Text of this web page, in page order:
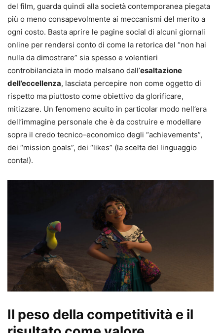
del film, guarda quindi alla società contemporanea piegata
più o meno consapevolmente ai meccanismi del merito a
ogni costo. Basta aprire le pagine social di alcuni giornali
online per rendersi conto di come la retorica del “non hai
nulla da dimostrare” sia spesso e volentieri
controbilanciata in modo malsano dall’esaltazione
dell’eccellenza, lasciata percepire non come oggetto di
rispetto ma piuttosto come obiettivo da glorificare,
mitizzare. Un fenomeno acuito in particolar modo nell’era
dell’immagine personale che è da costruire e modellare
sopra il credo tecnico-economico degli “achievements”,
dei “mission goals”, dei “likes” (la scelta del linguaggio
conta!).
Il peso della competitività e il